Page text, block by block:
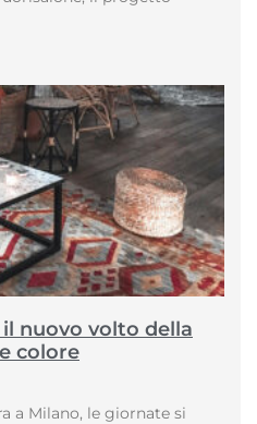
nuovo volto della
colore
a Milano, le giornate si